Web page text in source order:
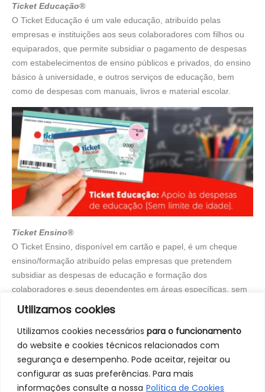
Utilizamos cookies
Utilizamos cookies necessários para o funcionamento
do website e cookies técnicos relacionados com
segurança e desempenho. Pode aceitar, rejeitar ou
configurar as suas preferências. Para mais
informações consulte a nossa Política de Cookies
Ticket Educação®
O Ticket Educação é um vale educação, atribuído pelas
empresas e instituições aos seus colaboradores com filhos ou
equiparados, que permite subsidiar o pagamento de despesas
com estabelecimentos de ensino públicos e privados, do ensino
básico à universidade, e outros serviços de educação, bem
como de despesas com manuais, livros e material escolar.
Ticket Ensino®
O Ticket Ensino, disponível em cartão e papel, é um cheque
ensino/formação atribuído pelas empresas que pretendem
subsidiar as despesas de educação e formação dos
colaboradores e seus dependentes em áreas específicas, sem
limite de idade ou valor anual.